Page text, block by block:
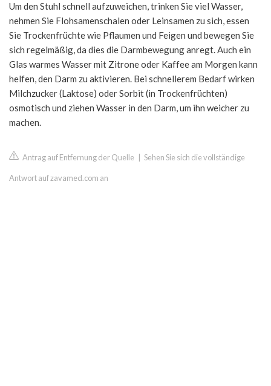
Um den Stuhl schnell aufzuweichen, trinken Sie viel Wasser,
nehmen Sie Flohsamenschalen oder Leinsamen zu sich, essen
Sie Trockenfrüchte wie Pflaumen und Feigen und bewegen Sie
sich regelmäßig, da dies die Darmbewegung anregt. Auch ein
Glas warmes Wasser mit Zitrone oder Kaffee am Morgen kann
helfen, den Darm zu aktivieren. Bei schnellerem Bedarf wirken
Milchzucker (Laktose) oder Sorbit (in Trockenfrüchten)
osmotisch und ziehen Wasser in den Darm, um ihn weicher zu
machen.
Antrag auf Entfernung der Quelle Sehen Sie sich die vollständige
Antwort auf zavamed.com an